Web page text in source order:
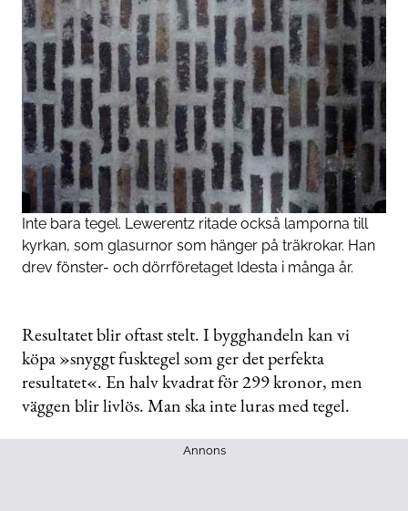
Inte bara tegel. Lewerentz ritade också lamporna till
kyrkan, som glasurnor som hänger på träkrokar. Han
drev fönster- och dörrföretaget Idesta i många år.
Resultatet blir oftast stelt. I bygghandeln kan vi
köpa »snyggt fusktegel som ger det perfekta
resultatet«. En halv kvadrat för 299 kronor, men
väggen blir livlös. Man ska inte luras med tegel.
Annons